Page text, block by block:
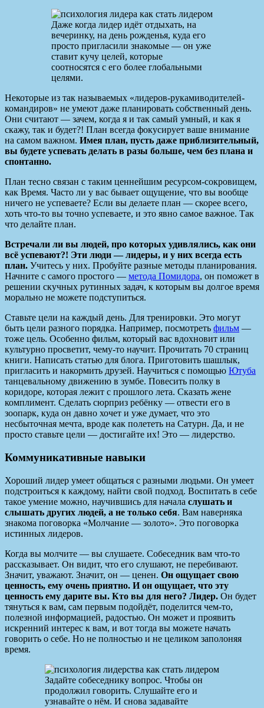
Даже когда лидер идёт отдыхать, на
вечеринку, на день рожденья, куда его
просто пригласили знакомые — он уже
ставит кучу целей, которые
соотносятся с его более глобальными
целями.
Некоторые из так называемых «лидеров-рукамиводителей-
командиров» не умеют даже планировать собственный день.
Они считают — зачем, когда я и так самый умный, и как я
скажу, так и будет?! План всегда фокусирует ваше внимание
на самом важном. Имея план, пусть даже приблизительный,
вы будете успевать делать в разы больше, чем без плана и
спонтанно.
План тесно связан с таким ценнейшим ресурсом-сокровищем,
как Время. Часто ли у вас бывает ощущение, что вы вообще
ничего не успеваете? Если вы делаете план — скорее всего,
хоть что-то вы точно успеваете, и это явно самое важное. Так
что делайте план.
Встречали ли вы людей, про которых удивлялись, как они
всё успевают?! Эти люди — лидеры, и у них всегда есть
план. Учитесь у них. Пробуйте разные методы планирования.
Начните с самого простого — метода Помидора, он поможет в
решении скучных рутинных задач, к которым вы долгое время
морально не можете подступиться.
Ставьте цели на каждый день. Для тренировки. Это могут
быть цели разного порядка. Например, посмотреть фильм —
тоже цель. Особенно фильм, который вас вдохновит или
культурно просветит, чему-то научит. Прочитать 70 страниц
книги. Написать статью для блога. Приготовить шашлык,
пригласить и накормить друзей. Научиться с помощью Ютуба
танцевальному движению в зумбе. Повесить полку в
коридоре, которая лежит с прошлого лета. Сказать жене
комплимент. Сделать сюрприз ребёнку — отвести его в
зоопарк, куда он давно хочет и уже думает, что это
несбыточная мечта, вроде как полететь на Сатурн. Да, и не
просто ставьте цели — достигайте их! Это — лидерство.
Коммуникативные навыки
Хороший лидер умеет общаться с разными людьми. Он умеет
подстроиться к каждому, найти свой подход. Воспитать в себе
такое умение можно, научившись для начала слушать и
слышать других людей, а не только себя. Вам наверняка
знакома поговорка «Молчание — золото». Это поговорка
истинных лидеров.
Когда вы молчите — вы слушаете. Собеседник вам что-то
рассказывает. Он видит, что его слушают, не перебивают.
Значит, уважают. Значит, он — ценен. Он ощущает свою
ценность, ему очень приятно. И он ощущает, что эту
ценность ему дарите вы. Кто вы для него? Лидер. Он будет
тянуться к вам, сам первым подойдёт, поделится чем-то,
полезной информацией, радостью. Он может и проявить
искренний интерес к вам, и вот тогда вы можете начать
говорить о себе. Но не полностью и не целиком заполоняя
время.
Задайте собеседнику вопрос. Чтобы он
продолжил говорить. Слушайте его и
узнавайте о нём. И снова задавайте